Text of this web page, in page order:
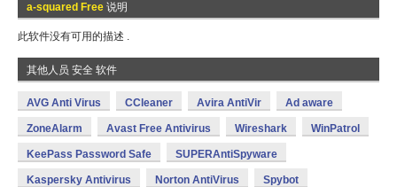
a-squared Free 说明
此软件没有可用的描述 .
其他人员 安全 软件
AVG Anti Virus CCleaner Avira AntiVir Ad aware
ZoneAlarm Avast Free Antivirus Wireshark WinPatrol
KeePass Password Safe SUPERAntiSpyware
Kaspersky Antivirus Norton AntiVirus Spybot